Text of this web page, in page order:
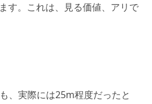
す。これは、見る価値、アリで
、実際には25m程度だったと